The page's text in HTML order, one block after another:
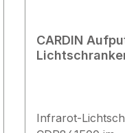
CARDIN
Infrarot-